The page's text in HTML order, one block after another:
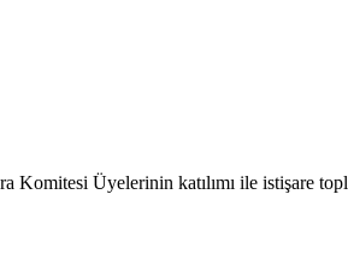
Üyelerinin katılımı ile istişare